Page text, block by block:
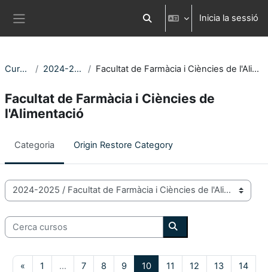
Commuta l'entrada de la cerca
Inicia la sessió
Cursos 2024-2025 Facultat de Farmàcia i Ciències de l'Alimentació
Facultat de Farmàcia i Ciències de
l'Alimentació
Categoria Origin Restore Category
Categories de Cursos
Cerca cursos
Cerca cursos
«Pàgina anterior
1 Pàgina 1
… 7Pàgina 7
8Pàgina 8
9Pàgina 9
10Pàgina 10
11 Pàgina 11
12Pàgina 12
13Pàgina 13
14